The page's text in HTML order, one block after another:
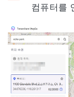
컴퓨터를